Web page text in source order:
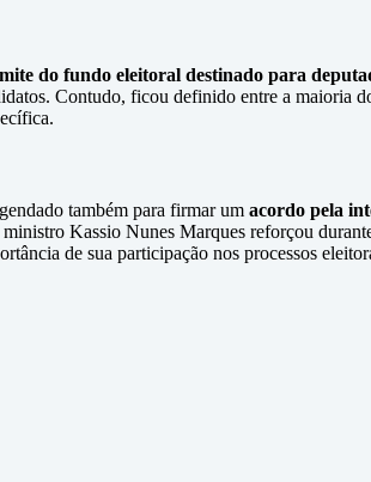
do fundo eleitoral destinado para
Contudo, ficou definido entre a maioria
também para firmar um acordo pela
Kassio Nunes Marques reforçou
de sua participação nos processos